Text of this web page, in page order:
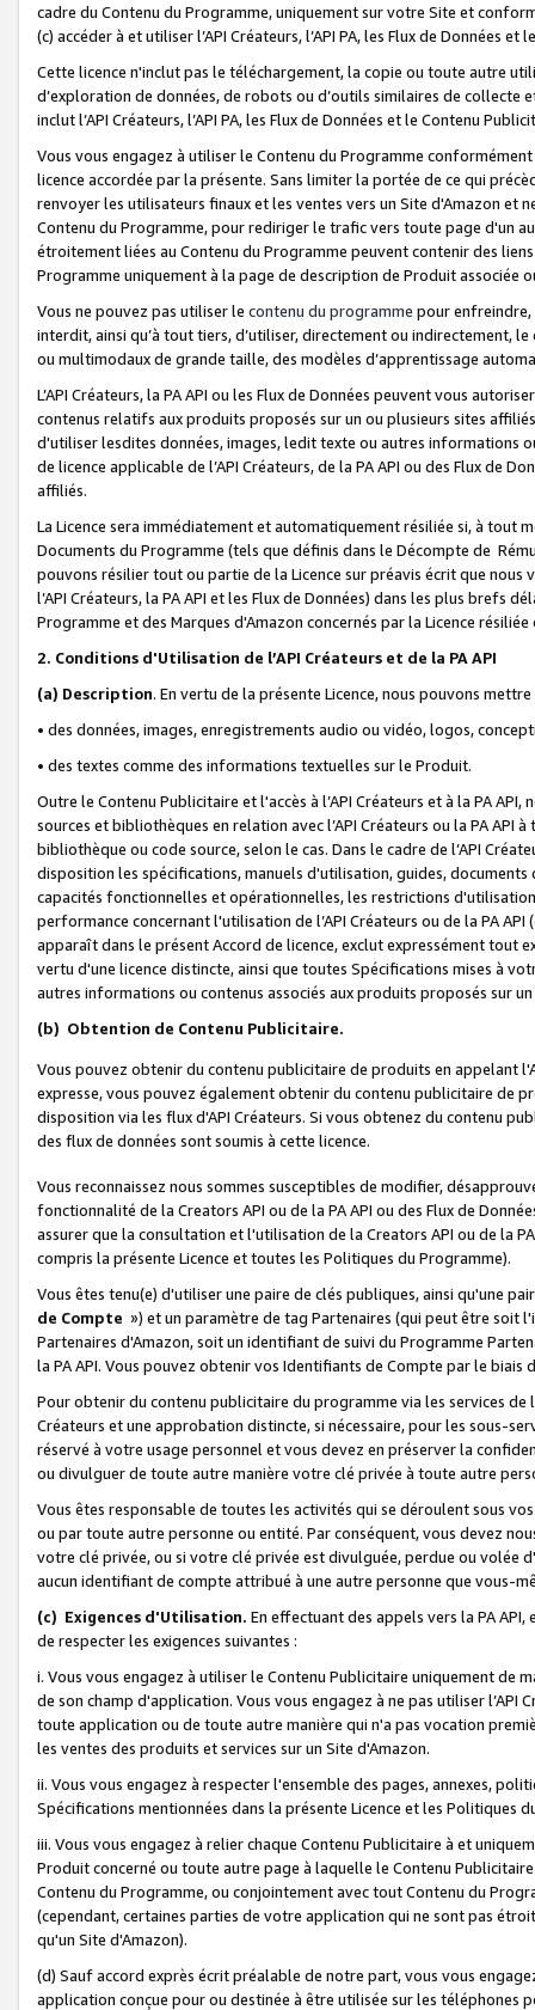
cadre du Contenu du Programme, uniquement sur votre Site et
(c) accéder à et utiliser l’API Créateurs, l’API PA, les Flux de Données
Cette licence n'inclut pas le téléchargement, la copie ou toute autre
d’exploration de données, de robots ou d’outils similaires de
inclut l’API Créateurs, l’API PA, les Flux de Données et le Contenu
Vous vous engagez à utiliser le Contenu du Programme
licence accordée par la présente. Sans limiter la portée de ce qui
renvoyer les utilisateurs finaux et les ventes vers un Site d'Amazon et
Contenu du Programme, pour rediriger le trafic vers toute page d'un
étroitement liées au Contenu du Programme peuvent contenir des
Programme uniquement à la page de description de Produit associée
Vous ne pouvez pas utiliser le contenu du programme pour
interdit, ainsi qu’à tout tiers, d’utiliser, directement ou indirectement,
ou multimodaux de grande taille, des modèles d’apprentissage
L’API Créateurs, la PA API ou les Flux de Données peuvent vous
contenus relatifs aux produits proposés sur un ou plusieurs sites
d'utiliser lesdites données, images, ledit texte ou autres informations
de licence applicable de l’API Créateurs, de la PA API ou des Flux de
affiliés.
La Licence sera immédiatement et automatiquement résiliée si, à
Documents du Programme (tels que définis dans le Décompte de
pouvons résilier tout ou partie de la Licence sur préavis écrit que
l’API Créateurs, la PA API et les Flux de Données) dans les plus
Programme et des Marques d'Amazon concernés par la Licence
2. Conditions d'Utilisation de l’API Créateurs et de la PA API
(a) Description. En vertu de la présente Licence, nous pouvons
• des données, images, enregistrements audio ou vidéo, logos,
• des textes comme des informations textuelles sur le Produit.
Outre le Contenu Publicitaire et l'accès à l’API Créateurs et à la PA
sources et bibliothèques en relation avec l’API Créateurs ou la PA
bibliothèque ou code source, selon le cas. Dans le cadre de l’API
disposition les spécifications, manuels d'utilisation, guides,
capacités fonctionnelles et opérationnelles, les restrictions
performance concernant l'utilisation de l’API Créateurs ou de la PA
apparaît dans le présent Accord de licence, exclut expressément tout
vertu d'une licence distincte, ainsi que toutes Spécifications mises à
autres informations ou contenus associés aux produits proposés sur
(b) Obtention de Contenu Publicitaire.
Vous pouvez obtenir du contenu publicitaire de produits en appelant
expresse, vous pouvez également obtenir du contenu publicitaire de
disposition via les flux d'API Créateurs. Si vous obtenez du contenu
des flux de données sont soumis à cette licence.
Vous reconnaissez nous sommes susceptibles de modifier,
fonctionnalité de la Creators API ou de la PA API ou des Flux de
assurer que la consultation et l'utilisation de la Creators API ou de la
compris la présente Licence et toutes les Politiques du Programme).
Vous êtes tenu(e) d'utiliser une paire de clés publiques, ainsi qu'une
de Compte ») et un paramètre de tag Partenaires (qui peut être soit
Partenaires d'Amazon, soit un identifiant de suivi du Programme
la PA API. Vous pouvez obtenir vos Identifiants de Compte par le biais
Pour obtenir du contenu publicitaire du programme via les services
Créateurs et une approbation distincte, si nécessaire, pour les sous-
réservé à votre usage personnel et vous devez en préserver la
ou divulguer de toute autre manière votre clé privée à toute autre
Vous êtes responsable de toutes les activités qui se déroulent sous
ou par toute autre personne ou entité. Par conséquent, vous devez
votre clé privée, ou si votre clé privée est divulguée, perdue ou volée
aucun identifiant de compte attribué à une autre personne que vous-
(c) Exigences d'Utilisation. En effectuant des appels vers la PA
de respecter les exigences suivantes :
i. Vous vous engagez à utiliser le Contenu Publicitaire uniquement de
de son champ d'application. Vous vous engagez à ne pas utiliser l’API
toute application ou de toute autre manière qui n'a pas vocation
les ventes des produits et services sur un Site d'Amazon.
ii. Vous vous engagez à respecter l'ensemble des pages, annexes,
Spécifications mentionnées dans la présente Licence et les Politiques
iii. Vous vous engagez à relier chaque Contenu Publicitaire à et
Produit concerné ou toute autre page à laquelle le Contenu
Contenu du Programme, ou conjointement avec tout Contenu du
(cependant, certaines parties de votre application qui ne sont pas
qu'un Site d'Amazon).
(d) Sauf accord exprès écrit préalable de notre part, vous vous
application conçue pour ou destinée à être utilisée sur les téléphones